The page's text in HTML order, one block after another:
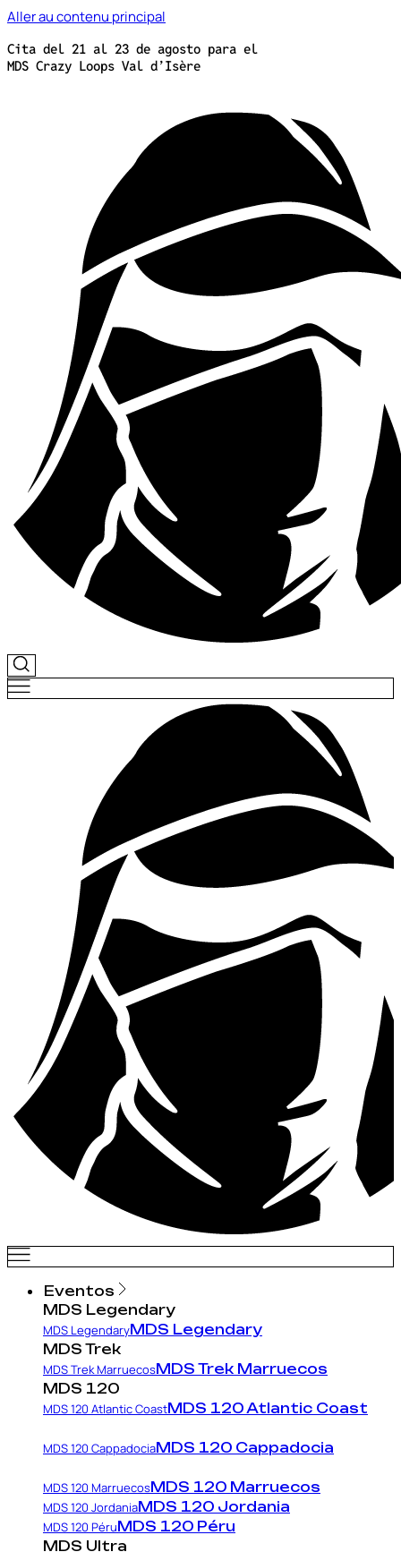
Aller au contenu principal
Cita del 21 al 23 de agosto para el
MDS Crazy Loops Val d’Isère
Eventos
MDS Legendary
MDS LegendaryMDS Legendary
MDS Trek
MDS Trek MarruecosMDS Trek Marruecos
MDS 120
MDS 120 Atlantic CoastMDS 120 Atlantic Coast
MDS 120 CappadociaMDS 120 Cappadocia
MDS 120 MarruecosMDS 120 Marruecos
MDS 120 JordaniaMDS 120 Jordania
MDS 120 PéruMDS 120 Péru
MDS Ultra